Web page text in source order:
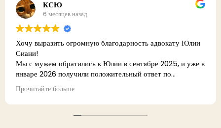
адвокату Юлии
в сентябре 2025, и уже в
ответ по
чётко и без лишнего
David Avraham
בברכה